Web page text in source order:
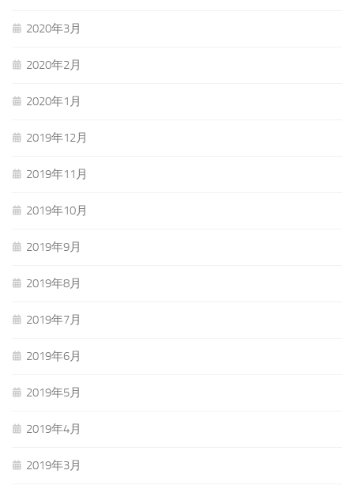
2020年3月
2020年2月
2020年1月
2019年12月
2019年11月
2019年10月
2019年9月
2019年8月
2019年7月
2019年6月
2019年5月
2019年4月
2019年3月